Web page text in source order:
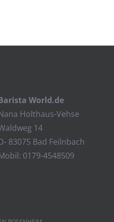
World.de
Holthaus-Vehse
14
83075 Bad Feilnbach
0179-4548509